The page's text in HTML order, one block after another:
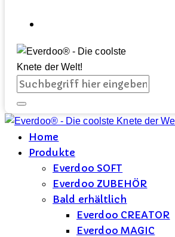
Home
Produkte
Everdoo SOFT
Everdoo ZUBEHÖR
Bald erhältlich
Everdoo CREATOR
Everdoo MAGIC